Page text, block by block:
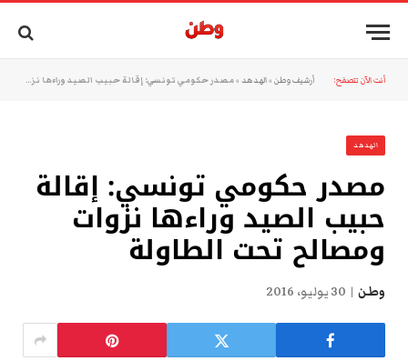
أنت الآن تتصفح: أرشيف وطن »الهدهد »مصدر حكومي تونسي: إقالة حبيب الصيد وراءها نزوات ومصالح تحت الطاولة
الهدهد
مصدر حكومي تونسي: إقالة
حبيب الصيد وراءها نزوات
ومصالح تحت الطاولة
وطن 30 يوليو، 2016